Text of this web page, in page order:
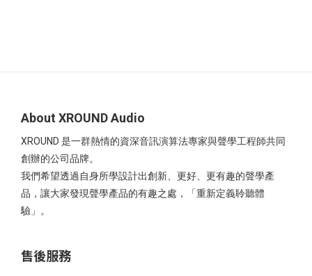
About XROUND Audio
XROUND 是一群熱情的資深音訊演算法專家與聲學工程師共同
創辦的公司品牌。
我們希望透過自身所學設計出創新、更好、更有趣的聲學產
品，讓大家發現聲學產品的有趣之處，「重新定義聆聽體
驗」。
售後服務